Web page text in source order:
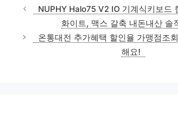
NUPHY Halo75 V2 IO 기계식키보드
화이트, 맥스 갈축 내돈내산 솔
온통대전 추가혜택 할인율 가맹점조
해요!